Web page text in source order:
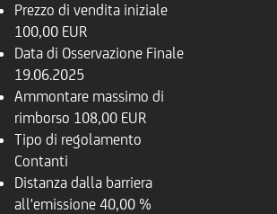
Prezzo di vendita iniziale
100,00 EUR
Data di Osservazione Finale
19.06.2025
Ammontare massimo di
rimborso 108,00 EUR
Tipo di regolamento
Contanti
Distanza dalla barriera
all'emissione 40,00 %